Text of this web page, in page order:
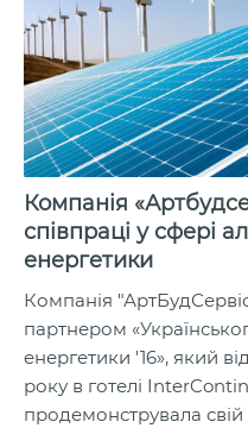
Компанія
співпраці у сфері
енергетики
Компанія
партнером
енергетики '16», який
року в готелі
продемонструвала свій